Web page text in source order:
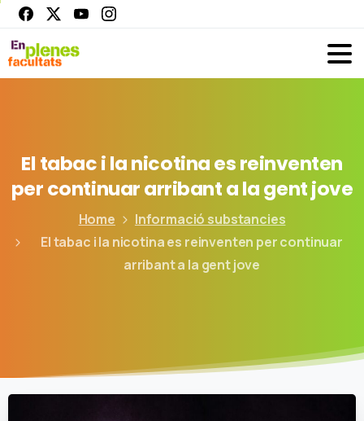
El tabacilanicotinaesreinventen
percontinuararribantalagentjove
Home
Informació substancies
El tabac i la nicotina es reinventen per continuar
arribant a la gent jove